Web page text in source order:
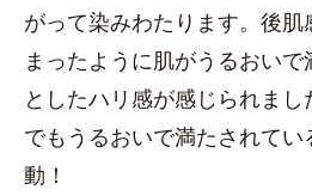
がって染みわたります。後
まったように肌がうるおい
としたハリ感が感じられま
でもうるおいで満たされて
動！